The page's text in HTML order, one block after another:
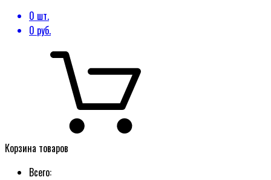
0 шт.
0 руб.
Корзина товаров
Всего: